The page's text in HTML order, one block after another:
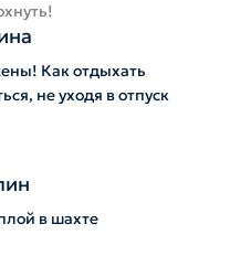
Как отдыхать
не уходя в отпуск
в шахте